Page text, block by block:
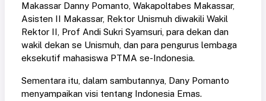
Makassar Danny Pomanto, Wakapoltabes Makassar,
Asisten II Makassar, Rektor Unismuh diwakili Wakil
Rektor II, Prof Andi Sukri Syamsuri, para dekan dan
wakil dekan se Unismuh, dan para pengurus lembaga
eksekutif mahasiswa PTMA se-Indonesia.
Sementara itu, dalam sambutannya, Dany Pomanto
menyampaikan visi tentang Indonesia Emas.